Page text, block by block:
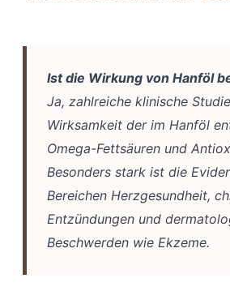
Ist die Wirkung von Hanföl
Ja, zahlreiche klinische
Wirksamkeit der im Hanföl
Omega-Fettsäuren und
Besonders stark ist die
Bereichen Herzgesundheit,
Entzündungen und
Beschwerden wie Ekzeme.